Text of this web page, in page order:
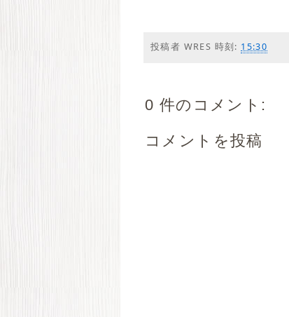
投稿者 WRES 時刻: 15:30
0 件のコメント:
コメントを投稿